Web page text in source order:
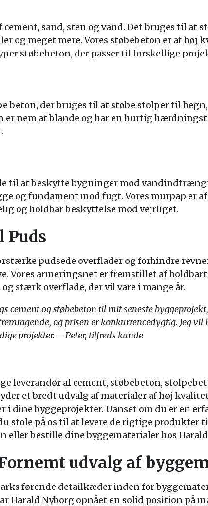
sand, sten og vand. Det bruges til at
og meget mere. Vores støbebeton er af høj
støbebeton, der passer til forskellige
beton, der bruges til at støbe stolper til
er nem at blande og har en hurtig
til at beskytte bygninger mod
og fundament mod fugt. Vores murpap er
og holdbar beskyttelse mod vejrliget.
Puds
pudsede overflader og forhindre
Vores armeringsnet er fremstillet af
stærk overflade, der vil vare i mange år.
cement og støbebeton til mit seneste
og prisen er konkurrencedygtig. Jeg
projekter. – Peter, tilfreds kunde
leverandør af cement, støbebeton,
et bredt udvalg af materialer af høj
i dine byggeprojekter. Uanset om du er en
stole på os til at levere de rigtige produkter
eller bestille dine byggematerialer hos
udvalg af
førende detailkæder inden for
Harald Nyborg opnået en solid position på